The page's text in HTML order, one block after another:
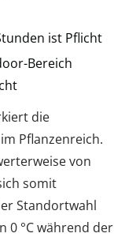
ist Pflicht
Bereich
die
Pflanzenreich.
von
somit
Standortwahl
0 °C während der